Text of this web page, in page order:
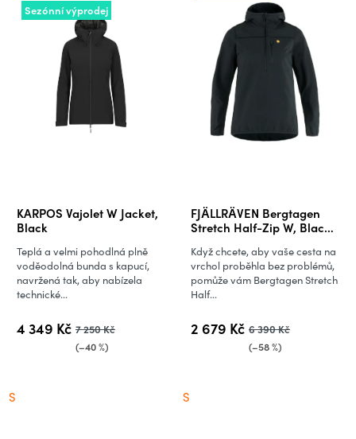
Sezónní výprodej
KARPOS Vajolet W Jacket,
Black
4 349 Kč 7 250 Kč
(–40 %)
Teplá a velmi pohodlná plně
voděodolná bunda s kapucí,
navržená tak, aby nabízela
technické...
S
FJÄLLRÄVEN Bergtagen
Stretch Half-Zip W, Black
2 679 Kč 6 390 Kč
(–58 %)
Když chcete, aby vaše cesta na
vrchol proběhla bez problémů,
pomůže vám Bergtagen Stretch
Half...
S